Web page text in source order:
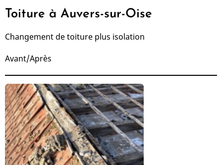
Toiture à Auvers-sur-Oise
Changement de toiture plus isolation
Avant/Après